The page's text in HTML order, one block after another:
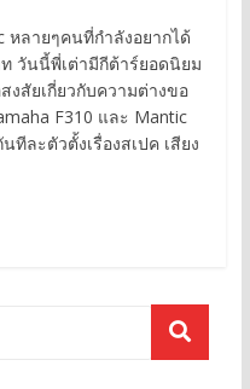
หลายๆคนที่กำลังอยากได้
วันนี้พี่เต่ามีกีต้าร์ยอดนิยม
สัยเกี่ยวกับความต่างขอ
F310 และ Mantic
ทีละตัวตั้งเรื่องสเปค เสียง